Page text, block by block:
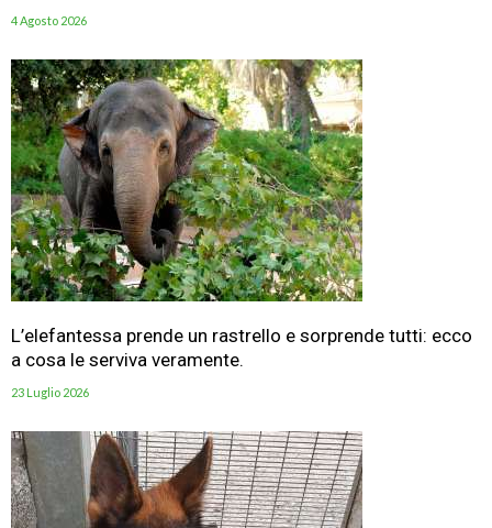
4 Agosto 2026
L’elefantessa prende un rastrello e sorprende tutti: ecco
a cosa le serviva veramente.
23 Luglio 2026